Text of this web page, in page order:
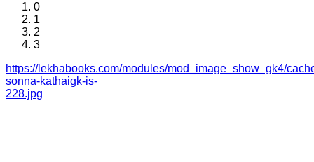
0
1
2
3
https://lekhabooks.com/modules/mod_image_show_gk4/
sonna-kathaigk-is-
228.jpg